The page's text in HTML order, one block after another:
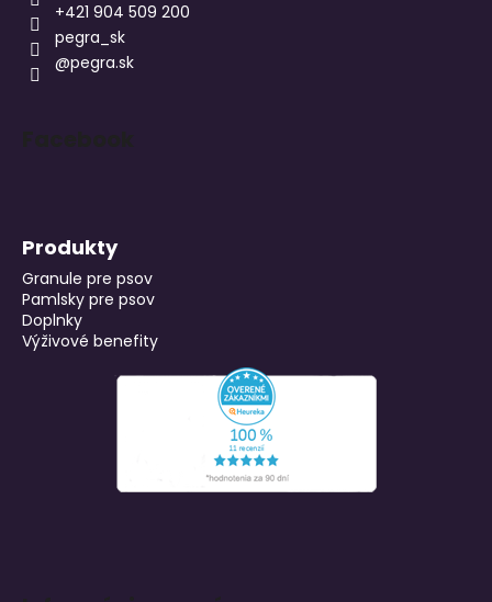
+421 904 509 200
pegra_sk
@pegra.sk
Produkty
Granule pre psov
Pamlsky pre psov
Doplnky
Výživové benefity